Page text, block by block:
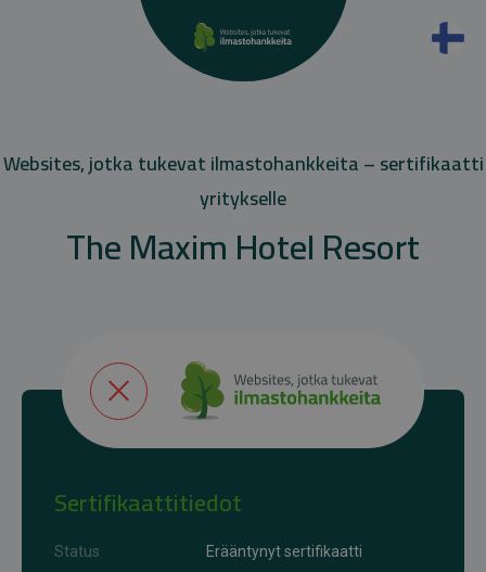
Websites, jotka tukevat ilmastohankkeita – sertifikaatti
yritykselle
The Maxim Hotel Resort
Sertifikaattitiedot
Status
Erääntynyt sertifikaatti